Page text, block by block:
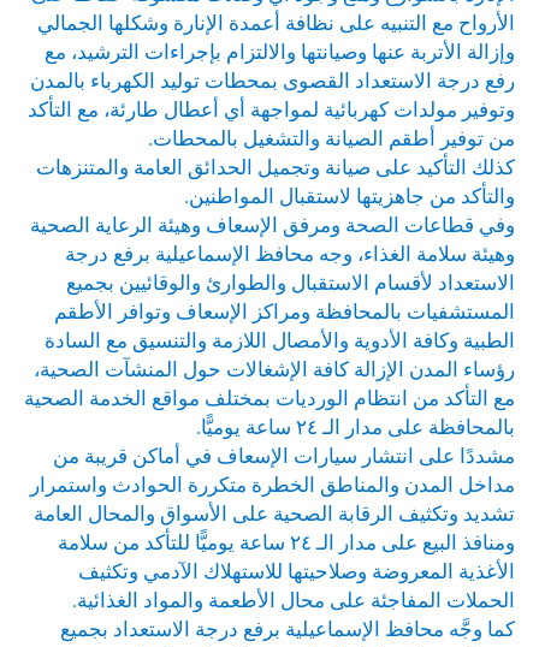
الأرواح مع التنبيه على نظافة أعمدة الإنارة وشكلها الجمالي
وإزالة الأتربة عنها وصيانتها والالتزام بإجراءات الترشيد، مع
رفع درجة الاستعداد القصوى بمحطات توليد الكهرباء بالمدن
وتوفير مولدات كهربائية لمواجهة أي أعطال طارئة، مع التأكد
من توفير أطقم الصيانة والتشغيل بالمحطات.
كذلك التأكيد على صيانة وتجميل الحدائق العامة والمتنزهات
والتأكد من جاهزيتها لاستقبال المواطنين.
وفي قطاعات الصحة ومرفق الإسعاف وهيئة الرعاية الصحية
وهيئة سلامة الغذاء، وجه محافظ الإسماعيلية برفع درجة
الاستعداد لأقسام الاستقبال والطوارئ والوقائيين بجميع
المستشفيات بالمحافظة ومراكز الإسعاف وتوافر الأطقم
الطبية وكافة الأدوية والأمصال اللازمة والتنسيق مع السادة
رؤساء المدن الإزالة كافة الإشغالات حول المنشآت الصحية،
مع التأكد من انتظام الورديات بمختلف مواقع الخدمة الصحية
بالمحافظة على مدار الـ ٢٤ ساعة يوميًّا.
مشددًا على انتشار سيارات الإسعاف في أماكن قريبة من
مداخل المدن والمناطق الخطرة متكررة الحوادث واستمرار
تشديد وتكثيف الرقابة الصحية على الأسواق والمحال العامة
ومنافذ البيع على مدار الـ ٢٤ ساعة يوميًّا للتأكد من سلامة
الأغذية المعروضة وصلاحيتها للاستهلاك الآدمي وتكثيف
الحملات المفاجئة على محال الأطعمة والمواد الغذائية.
كما وجَّه محافظ الإسماعيلية برفع درجة الاستعداد بجميع